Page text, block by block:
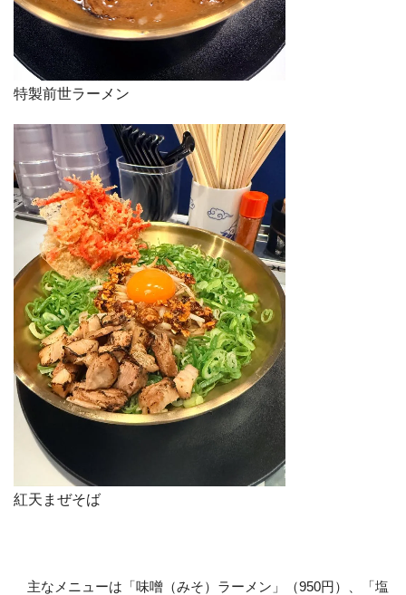
特製前世ラーメン
紅天まぜそば
主なメニューは「味噌（みそ）ラーメン」（950円）、「塩